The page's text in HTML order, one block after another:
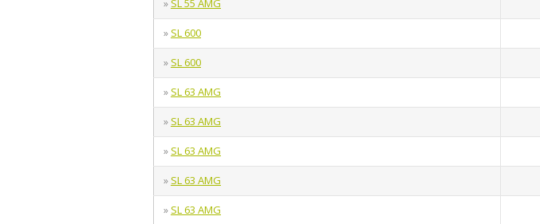
» SL 55 AMG
» SL 600
» SL 600
» SL 63 AMG
» SL 63 AMG
» SL 63 AMG
» SL 63 AMG
» SL 63 AMG